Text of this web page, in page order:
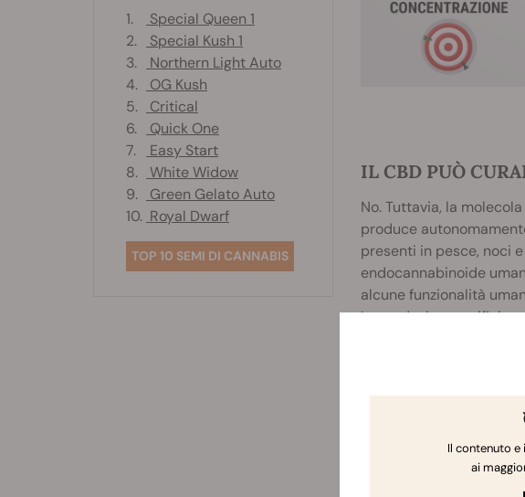
IL CBD PUÒ
No. Tuttavia, la
produce
presenti in pesce, noci
endocannabinoide
alcune funzionalità
Legandosi a specifici
neurotrasmettitore che
1.
Special Queen 1
2.
Special Kush 1
3.
Northern Light Auto
4.
OG Kush
5.
Critical
6.
Quick One
7.
Easy Start
8.
White Widow
9.
Green Gelato Auto
10. Royal Dwarf
TOP 10 SEMI DI CANNABIS
Il contenuto
ai